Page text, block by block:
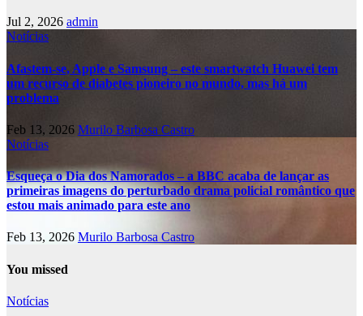
Jul 2, 2026 admin
Notícias
Afastem-se, Apple e Samsung – este smartwatch Huawei tem
um recurso de diabetes pioneiro no mundo, mas há um
problema
Feb 13, 2026 Murilo Barbosa Castro
Notícias
Esqueça o Dia dos Namorados – a BBC acaba de lançar as
primeiras imagens do perturbado drama policial romântico que
estou mais animado para este ano
Feb 13, 2026 Murilo Barbosa Castro
You missed
Notícias